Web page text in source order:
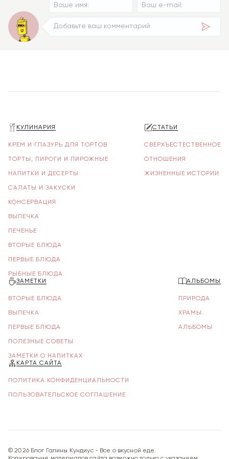
КУЛИНАРИЯ
КРЕМ И ГЛАЗУРЬ ДЛЯ ТОРТОВ
ТОРТЫ, ПИРОГИ И ПИРОЖНЫЕ
НАПИТКИ И ДЕСЕРТЫ
САЛАТЫ И ЗАКУСКИ
КОНСЕРВАЦИЯ
ВЫПЕЧКА
ПЕЧЕНЬЕ
ВТОРЫЕ БЛЮДА
ПЕРВЫЕ БЛЮДА
РЫБНЫЕ БЛЮДА
СТАТЬИ
СВЕРХЪЕСТЕСТВЕННОЕ
ОТНОШЕНИЯ
ЖИЗНЕННЫЕ ИСТОРИИ
ЗАМЕТКИ
ВТОРЫЕ БЛЮДА
ВЫПЕЧКА
ПЕРВЫЕ БЛЮДА
ПОЛЕЗНЫЕ СОВЕТЫ
ЗАМЕТКИ О НАПИТКАХ
АЛЬБОМЫ
ПРИРОДА
ХРАМЫ
АЛЬБОМЫ
КАРТА САЙТА
ПОЛИТИКА КОНФИДЕНЦИАЛЬНОСТИ
ПОЛЬЗОВАТЕЛЬСКОЕ СОГЛАШЕНИЕ
© 2026Блог Галины Кундиус - Все о вкусной еде.